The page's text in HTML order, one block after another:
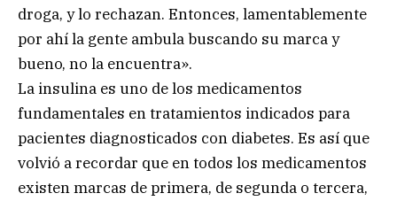
droga, y lo rechazan. Entonces, lamentablemente
por ahí la gente ambula buscando su marca y
bueno, no la encuentra».
La insulina es uno de los medicamentos
fundamentales en tratamientos indicados para
pacientes diagnosticados con diabetes. Es así que
volvió a recordar que en todos los medicamentos
existen marcas de primera, de segunda o tercera,